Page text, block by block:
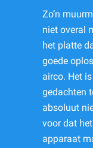
Zo’n
niet overal
het platte
goede
airco. Het
gedachten
absoluut
voor dat
apparaat